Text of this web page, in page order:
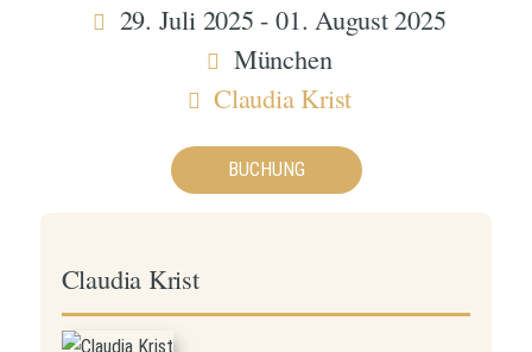
29. Juli 2025 - 01. August 2025
München
Claudia Krist
BUCHUNG
Claudia Krist